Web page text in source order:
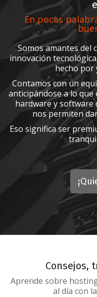
En pocas
Somos amantes del
innovación
hecho por
Contamos con un
anticipándose a lo que
hardware y software
nos permiten
Eso significa ser
Consejos,
Aprende sobre
al día con